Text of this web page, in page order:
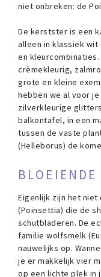
niet onbreken: de
De kerstster is een
alleen in klassiek
en
crèmekleurig,
grote en kleine
hebben we al voor
zilverkleurige
balkontafel, in een
tussen de vaste
(Helleborus) de
BLOEIENDE
Eigenlijk zijn het
(Poinsettia) die de
schutbladeren. De
familie wolfsmelk
nauwelijks op.
je er makkelijk vier
op een lichte plek in